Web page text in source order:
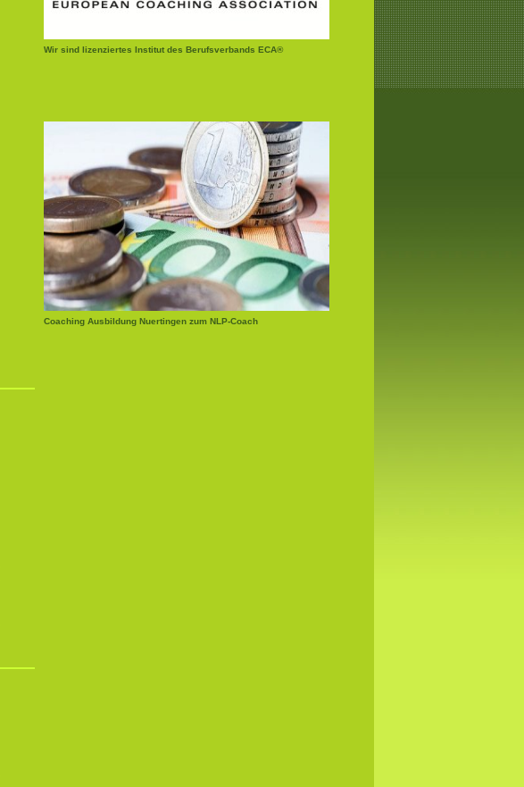
Wir sind lizenziertes Institut des Berufsverbands ECA®
Coaching Ausbildung Nuertingen zum NLP-Coach